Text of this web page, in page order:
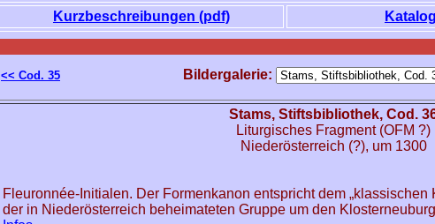
Kurzbeschreibungen (pdf)
<< Cod. 35 Bildergalerie:
Stams, Stiftsbibliothek, Cod.
Liturgisches Fragment (OFM ?)
Niederösterreich (?), um 1300
Fleuronnée-Initialen. Der Formenkanon entspricht dem „klassischen
der in Niederösterreich beheimateten Gruppe um den